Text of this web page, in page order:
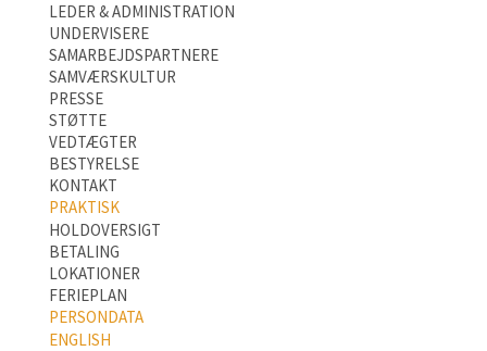
LEDER & ADMINISTRATION
UNDERVISERE
SAMARBEJDSPARTNERE
SAMVÆRSKULTUR
PRESSE
STØTTE
VEDTÆGTER
BESTYRELSE
KONTAKT
PRAKTISK
HOLDOVERSIGT
BETALING
LOKATIONER
FERIEPLAN
PERSONDATA
ENGLISH